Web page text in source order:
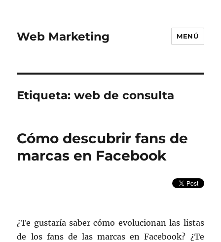
Web Marketing MENÚ
Etiqueta:web de consulta
Cómo descubrir fans de
marcas en Facebook
¿Te gustaría saber cómo evolucionan las listas
de los fans de las marcas en Facebook? ¿Te